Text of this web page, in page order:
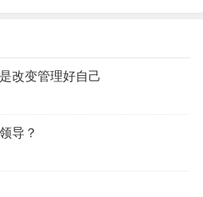
改变管理好自己
导？